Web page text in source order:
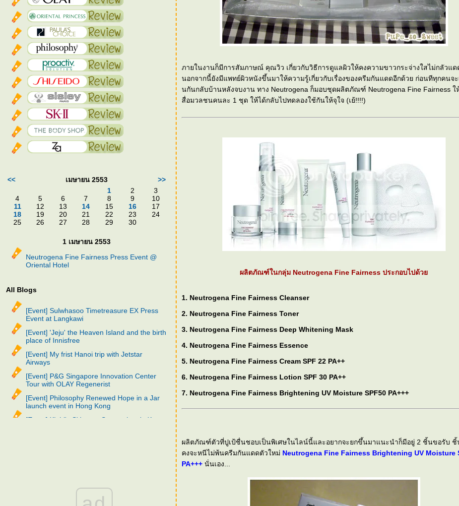
<< เมษายน 2553
>>
1
2
3
4
5 6 7 8 9
10
11
12 13 14 15 16
17
18
19 20 21 22 23
24
25
26 27 28 29 30
1 เมษายน 2553
Neutrogena Fine Fairness Press Event @
Oriental Hotel
All Blogs
[Event] Sulwhasoo Timetreasure EX Press
Event at Langkawi
[Event] 'Jeju' the Heaven Island and the birth
place of Innisfree
[Event] My frist Hanoi trip with Jetstar
Airways
[Event] P&G Singapore Innovation Center
Tour with OLAY Regenerist
[Event] Philosophy Renewed Hope in a Jar
launch event in Hong Kong
[Event] Kiehl's Skincare Symposium in Korea
[Event] Nivea Sassy Day
ภายในงานก็มีการสัมภาษณ์ คุณวิว เกี่ยวกับวิธีการดูแลผิวให้คงความขาวกระจ่างใสไม่กลัวแด
นอกจากนี้ยังมีแพทย์ผิวหนังขึ้นมาให้ความรู้เกี่ยวกับเรื่องของครีมกันแดดอีกด้วย ก่อนทีทุกคนจ
นกันกลับบ้านหลังจบงาน ทาง Neutrogena ก็มอบชุดผลิตภัณฑ์ Neutrogena Fine Fairness ใ
สื่อมวลชนคนละ 1 ชุด ให้ได้กลับไปทดลองใช้กันให้จุใจ (เย้!!!!)
ผลิตภัณฑ์ในกลุ่ม Neutrogena Fine Fairness ประกอบไปด้ว
1. Neutrogena Fine Fairness Cleanser
2. Neutrogena Fine Fairness Toner
3. Neutrogena Fine Fairness Deep Whitening Mask
4. Neutrogena Fine Fairness Essence
5. Neutrogena Fine Fairness Cream SPF 22 PA++
6. Neutrogena Fine Fairness Lotion SPF 30 PA++
7. Neutrogena Fine Fairness Brightening UV Moisture SPF50 PA+++
ผลิตภัณฑ์ตัวที่ปูเป้ชื่นชอบเป็นพิเศษในไลน์นี้และอยากจะยกขึ้นมาแนะนำก็มีอยู่ 2 ชิ้นขอรับ ชิ้
คงจะหนีไม่พ้นครีมกันแดดตัวใหม่ Neutrogena Fine Fairness Brightening UV Moisture
PA+++ นั่นเอง...